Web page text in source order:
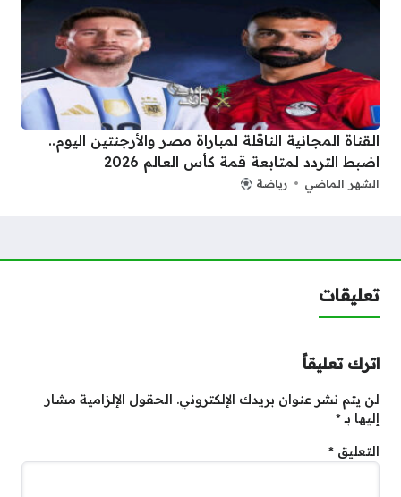
القناة المجانية الناقلة لمباراة مصر والأرجنتين اليوم..
اضبط التردد لمتابعة قمة كأس العالم 2026
الشهر الماضي رياضة
تعليقات
اترك تعليقاً
لن يتم نشر عنوان بريدك الإلكتروني. الحقول الإلزامية مشار
إليها بـ*
التعليق *